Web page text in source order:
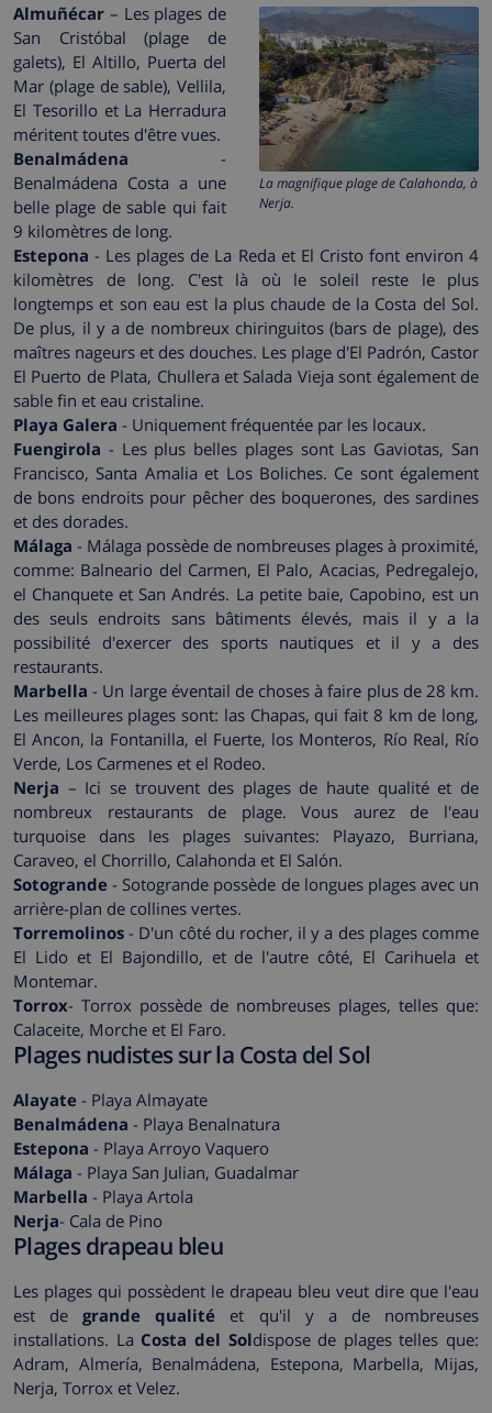
La magnifique plage de Calahonda, à
Nerja.
Almuñécar – Les plages de
San Cristóbal (plage de
galets), El Altillo, Puerta del
Mar (plage de sable), Vellila,
El Tesorillo et La Herradura
méritent toutes d'être vues.
Benalmádena -
Benalmádena Costa a une
belle plage de sable qui fait
9 kilomètres de long.
Estepona - Les plages de La Reda et El Cristo font environ 4
kilomètres de long. C'est là où le soleil reste le plus
longtemps et son eau est la plus chaude de la Costa del Sol.
De plus, il y a de nombreux chiringuitos (bars de plage), des
maîtres nageurs et des douches. Les plage d'El Padrón, Castor
El Puerto de Plata, Chullera et Salada Vieja sont également de
sable fin et eau cristaline.
Playa Galera - Uniquement fréquentée par les locaux.
Fuengirola - Les plus belles plages sont Las Gaviotas, San
Francisco, Santa Amalia et Los Boliches. Ce sont également
de bons endroits pour pêcher des boquerones, des sardines
et des dorades.
Málaga - Málaga possède de nombreuses plages à proximité,
comme: Balneario del Carmen, El Palo, Acacias, Pedregalejo,
el Chanquete et San Andrés. La petite baie, Capobino, est un
des seuls endroits sans bâtiments élevés, mais il y a la
possibilité d'exercer des sports nautiques et il y a des
restaurants.
Marbella - Un large éventail de choses à faire plus de 28 km.
Les meilleures plages sont: las Chapas, qui fait 8 km de long,
El Ancon, la Fontanilla, el Fuerte, los Monteros, Río Real, Río
Verde, Los Carmenes et el Rodeo.
Nerja – Ici se trouvent des plages de haute qualité et de
nombreux restaurants de plage. Vous aurez de l'eau
turquoise dans les plages suivantes: Playazo, Burriana,
Caraveo, el Chorrillo, Calahonda et El Salón.
Sotogrande - Sotogrande possède de longues plages avec un
arrière-plan de collines vertes.
Torremolinos - D'un côté du rocher, il y a des plages comme
El Lido et El Bajondillo, et de l'autre côté, El Carihuela et
Montemar.
Torrox- Torrox possède de nombreuses plages, telles que:
Calaceite, Morche et El Faro.
Plages nudistes sur la Costa del Sol
Alayate - Playa Almayate
Benalmádena - Playa Benalnatura
Estepona - Playa Arroyo Vaquero
Málaga - Playa San Julian, Guadalmar
Marbella - Playa Artola
Nerja- Cala de Pino
Plages drapeau bleu
Les plages qui possèdent le drapeau bleu veut dire que l'eau
est degrande qualité et qu'il y a de nombreuses
installations. La Costa del Soldispose de plages telles que:
Adram, Almería, Benalmádena, Estepona, Marbella, Mijas,
Nerja, Torrox et Velez.